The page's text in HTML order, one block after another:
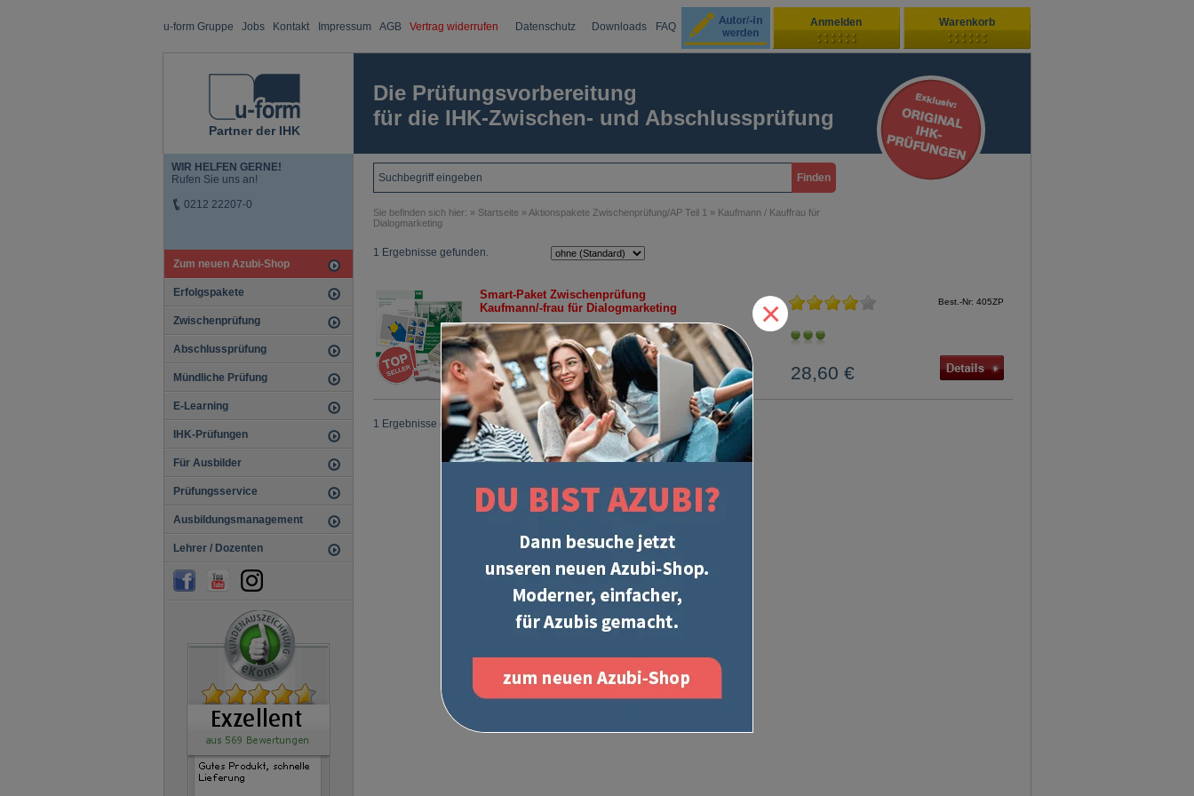
u-form Gruppe Jobs Kontakt Impressum AGB Vertrag widerrufen Datenschutz Downloads FAQ Anmelden Warenkorb
Ihr Warenkorb ist leer
Sie sind Neukunde?
Partner der IHK
Die Prüfungsvorbereitung
für die IHK-Zwischen- und Abschlussprüfung
WIR HELFEN GERNE!
Rufen Sie uns an!
0212 22207-0
Zum neuen Azubi-Shop
Erfolgspakete
Zwischenprüfung
Abschlussprüfung
Mündliche Prüfung
E-Learning
IHK-Prüfungen
Für Ausbilder
Prüfungsservice
Ausbildungsmanagement
Lehrer / Dozenten
Sie befinden sich hier: » Startseite » Aktionspakete Zwischenprüfung/AP Teil 1 » Kaufmann / Kauffrau für
Dialogmarketing
1 Ergebnisse gefunden.
Smart-Paket Zwischenprüfung
Kaufmann/-frau für Dialogmarketing
28,60 €
Best.-Nr: 405ZP
1 Ergebnisse gefunden
×